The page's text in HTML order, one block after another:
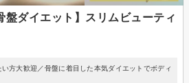
盤ダイエット】スリムビューティ
い方大歓迎／骨盤に着目した本気ダイエットでボディ